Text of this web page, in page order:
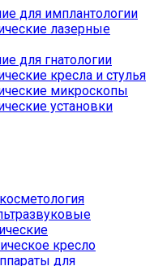
для имплантологии
лазерные
для гнатологии
кресла и стулья
микроскопы
установки
кресло
для